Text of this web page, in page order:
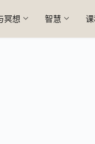
冥想 智慧